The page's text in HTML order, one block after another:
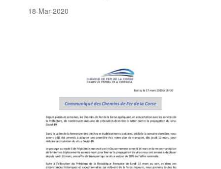
18-Mar-2020